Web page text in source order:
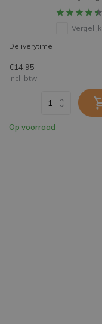
Vergelijk
Deliverytime
€14,95
Incl. btw
Op voorraad